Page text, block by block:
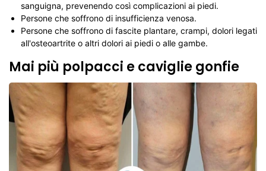
sanguigna, prevenendo così complicazioni ai piedi.
Persone che soffrono di insufficienza venosa.
Persone che soffrono di fascite plantare, crampi, dolori legati
all'osteoartrite o altri dolori ai piedi o alle gambe.
Mai più polpacci e caviglie gonfie